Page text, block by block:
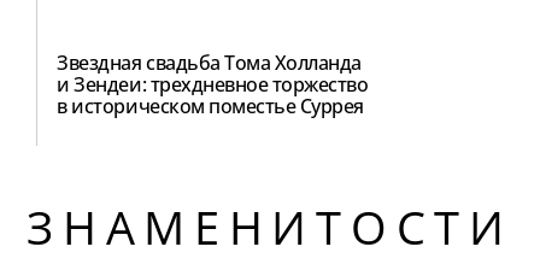
Звездная свадьба Тома Холланда
и Зендеи: трехдневное торжество
в историческом поместье Суррея
ЗНАМЕНИТОСТИ